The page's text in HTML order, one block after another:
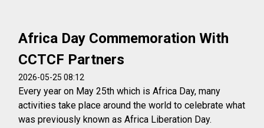
Africa Day Commemoration With
CCTCF Partners
2026-05-25 08:12
Every year on May 25th which is Africa Day, many
activities take place around the world to celebrate what
was previously known as Africa Liberation Day.